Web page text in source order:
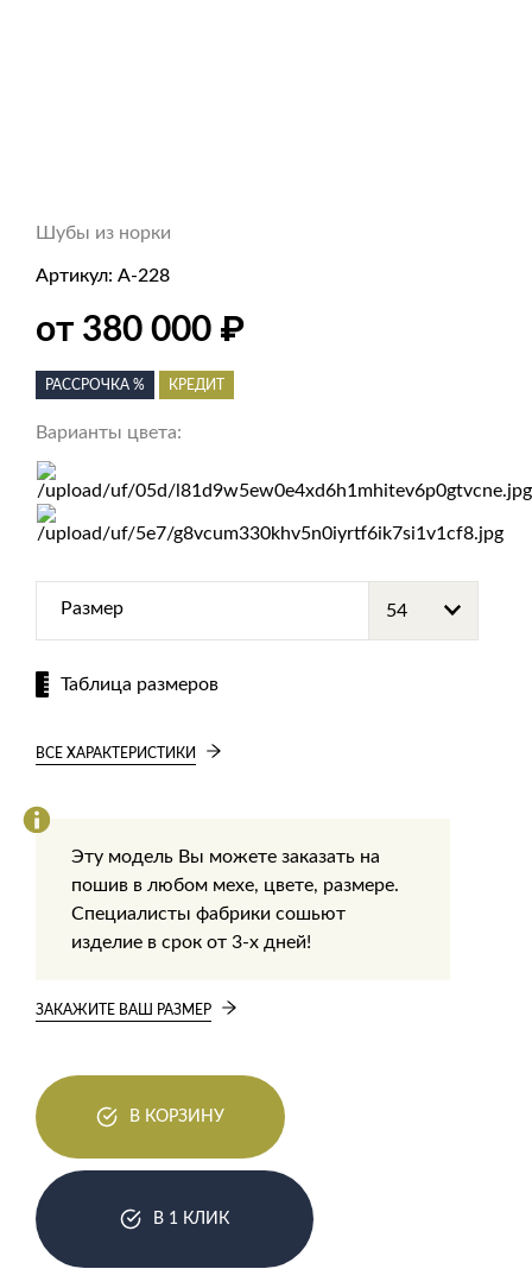
Шубы из норки
Артикул: А-228
от 380 000 ₽
РАССРОЧКА % КРЕДИТ
Варианты цвета:
Размер
Таблица размеров
ВСЕ ХАРАКТЕРИСТИКИ
Эту модель Вы можете заказать на
пошив в любом мехе, цвете, размере.
Специалисты фабрики сошьют
изделие в срок от 3-х дней!
ЗАКАЖИТЕ ВАШ РАЗМЕР
В КОРЗИНУ
В 1 КЛИК